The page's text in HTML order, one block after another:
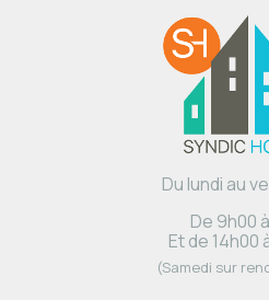
Du lundi au
De 9h00
Et de 14h00
(Samedi sur